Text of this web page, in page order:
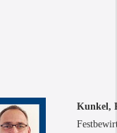
Kunkel,